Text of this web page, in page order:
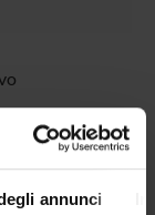
annunci